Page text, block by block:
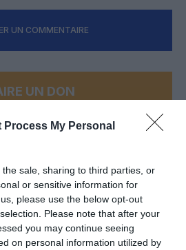
Process My Personal
sale, sharing to third parties, or
or sensitive information for
please use the below opt-out
Please note that after your
you may continue seeing
on personal information utilized by
UN COMMENTAIRE
UN DON
aux lecteurs !
!
SOUTENIR